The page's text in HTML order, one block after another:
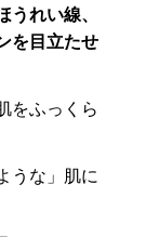
うれい線、
を目立たせ
をふっくら
うな」肌に